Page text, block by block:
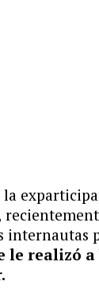
la
internautas
le realizó